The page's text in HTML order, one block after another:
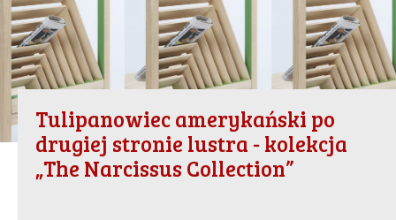
Tulipanowiec amerykański po
drugiej stronie lustra - kolekcja
„The Narcissus Collection”